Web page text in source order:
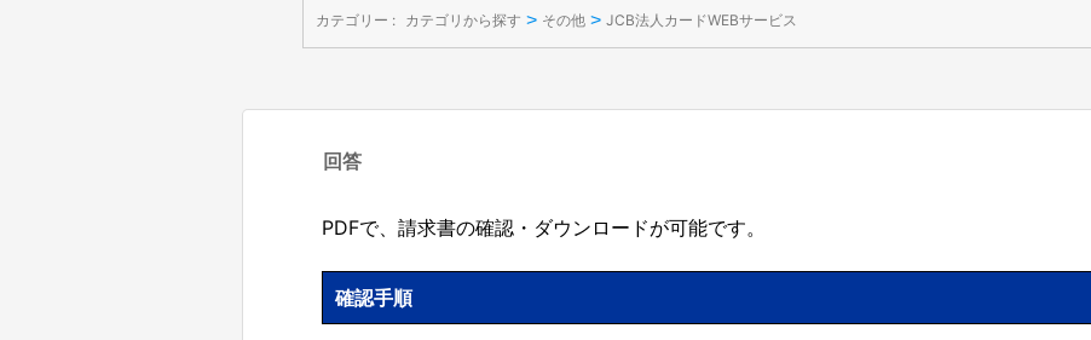
カテゴリー : カテゴリから探す > その他 > JCB法人カードWEBサービス
回答
PDFで、請求書の確認・ダウンロードが可能です。
確認手順